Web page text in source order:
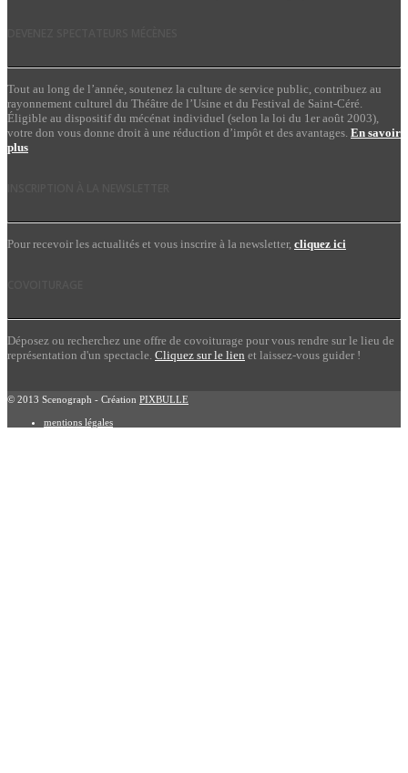
Tout au long de l’année, soutenez la culture de service public, contribuez au
rayonnement culturel du Théâtre de l’Usine et du Festival de Saint-Céré.
Éligible au dispositif du mécénat individuel (selon la loi du 1er août 2003),
votre don vous donne droit à une réduction d’impôt et des avantages. En savoir
plus
Pour recevoir les actualités et vous inscrire à la newsletter, cliquez ici
Déposez ou recherchez une offre de covoiturage pour vous rendre sur le lieu de
représentation d'un spectacle. Cliquez sur le lien et laissez-vous guider !
© 2013 Scenograph - Création PIXBULLE
mentions légales